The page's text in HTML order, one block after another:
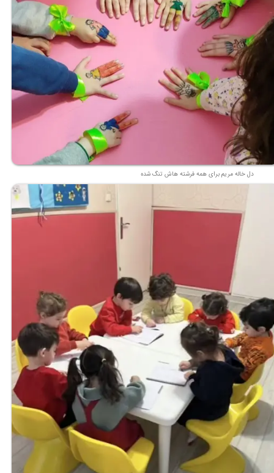
دل خاله مریم برای همه فرشته هاش تنگ شده